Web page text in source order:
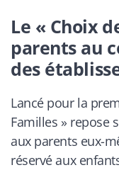
Le « Choix
parents au
des
Lancé pour la
Familles » repose
aux parents eux-
réservé aux